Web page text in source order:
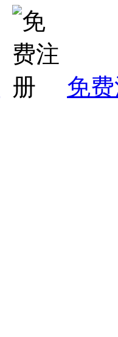
免